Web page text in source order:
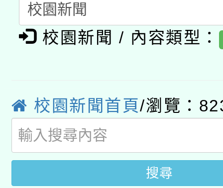
「數位內容與教學軟體
pilot」
有關大陸委員會函釋公
用水績優單位及節水達
動」
桃園市孔廟祈福系列
開 智慧啟航」
2026年桃園地景藝術
校園新聞 / 內容類型：
校園新聞首頁/瀏覽：
搜尋